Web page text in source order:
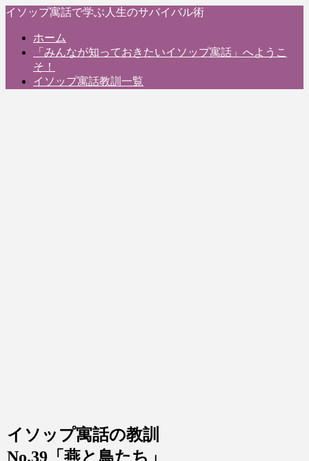
イソップ寓話で学ぶ人生のサバイバル術
ホーム
「みんなが知っておきたいイソップ寓話」へようこ
そ！
イソップ寓話教訓一覧
イソップ寓話の教訓
No.39「燕と鳥たち」